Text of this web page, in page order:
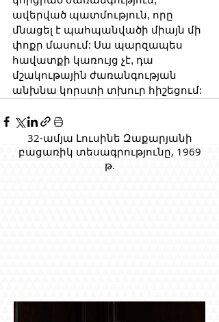
ավերված պատմություն, որը
մնացել է պահպանվածի միայն մի
փոքր մասում: Սա պարզապես
հավատքի կառույց չէ, դա
մշակութային ժառանգության
անխնա կորստի տխուր հիշեցում:
32-ամյա Լուսինե Զաքարյանի
բացառիկ տեսագրությունը, 1969
թ.